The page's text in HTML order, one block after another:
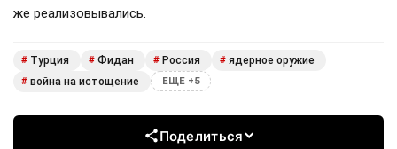
же реализовывались.
# Турция # Фидан # Россия # ядерное оружие
# война на истощение ЕЩЕ +5
Поделиться